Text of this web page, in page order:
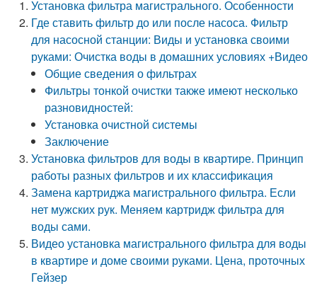
Установка фильтра магистрального. Особенности
Где ставить фильтр до или после насоса. Фильтр
для насосной станции: Виды и установка своими
руками: Очистка воды в домашних условиях +Видео
Общие сведения о фильтрах
Фильтры тонкой очистки также имеют несколько
разновидностей:
Установка очистной системы
Заключение
Установка фильтров для воды в квартире. Принцип
работы разных фильтров и их классификация
Замена картриджа магистрального фильтра. Если
нет мужских рук. Меняем картридж фильтра для
воды сами.
Видео установка магистрального фильтра для воды
в квартире и доме своими руками. Цена, проточных
Гейзер